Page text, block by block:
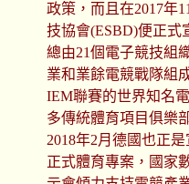
政策，而且在2017年
技協會(ESBD)便正式
總由21個電子競技組
業和業餘電競戰隊組
IEM聯賽的世界知名
多傳統體育項目俱樂
2018年2月德國也正
正式體育專案，國家